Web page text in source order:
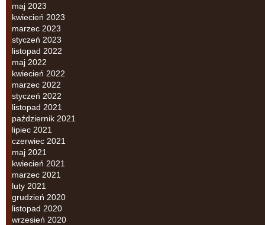
maj 2023
kwiecień 2023
marzec 2023
styczeń 2023
listopad 2022
maj 2022
kwiecień 2022
marzec 2022
styczeń 2022
listopad 2021
październik 2021
lipiec 2021
czerwiec 2021
maj 2021
kwiecień 2021
marzec 2021
luty 2021
grudzień 2020
listopad 2020
wrzesień 2020